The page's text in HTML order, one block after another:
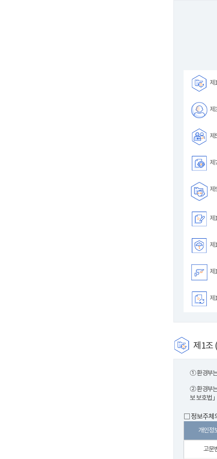
제
제
제
제
제
제
제
제
제
제1조
① 환경부는
② 환경부는
보 보호법
□ 정보주체
개인정
고문